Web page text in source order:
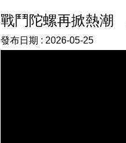
戰鬥陀螺再掀熱潮
發布日期 : 2026-05-25